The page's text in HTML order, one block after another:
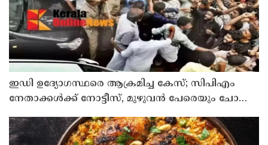
ഇഡി ഉദ്യോഗസ്ഥരെ ആക്രമിച്ച കേസ്; സിപിഎം
നേതാക്കൾക്ക് നോട്ടീസ്, മുഴുവൻ പേരെയും ചോദ്യം
ചെയ്യും